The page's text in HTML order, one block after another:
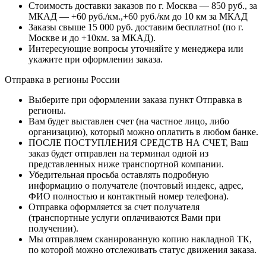
Стоимость доставки заказов по г. Москва — 850 руб., за
МКАД — +60 руб./км.,+60 руб./км до 10 км за МКАД
Заказы свыше 15 000 руб. доставим бесплатно! (по г.
Москве и до +10км. за МКАД).
Интересующие вопросы уточняйте у менеджера или
укажите при оформлении заказа.
Отправка в регионы России
Выберите при оформлении заказа пункт Отправка в
регионы.
Вам будет выставлен счет (на частное лицо, либо
организацию), который можно оплатить в любом банке.
ПОСЛЕ ПОСТУПЛЕНИЯ СРЕДСТВ НА СЧЕТ, Ваш
заказ будет отправлен на терминал одной из
представленных ниже транспортной компании.
Убедительная просьба оставлять подробную
информацию о получателе (почтовый индекс, адрес,
ФИО полностью и контактный номер телефона).
Отправка оформляется за счет получателя
(транспортные услуги оплачиваются Вами при
получении).
Мы отправляем сканированную копию накладной ТК,
по которой можно отслеживать статус движения заказа.